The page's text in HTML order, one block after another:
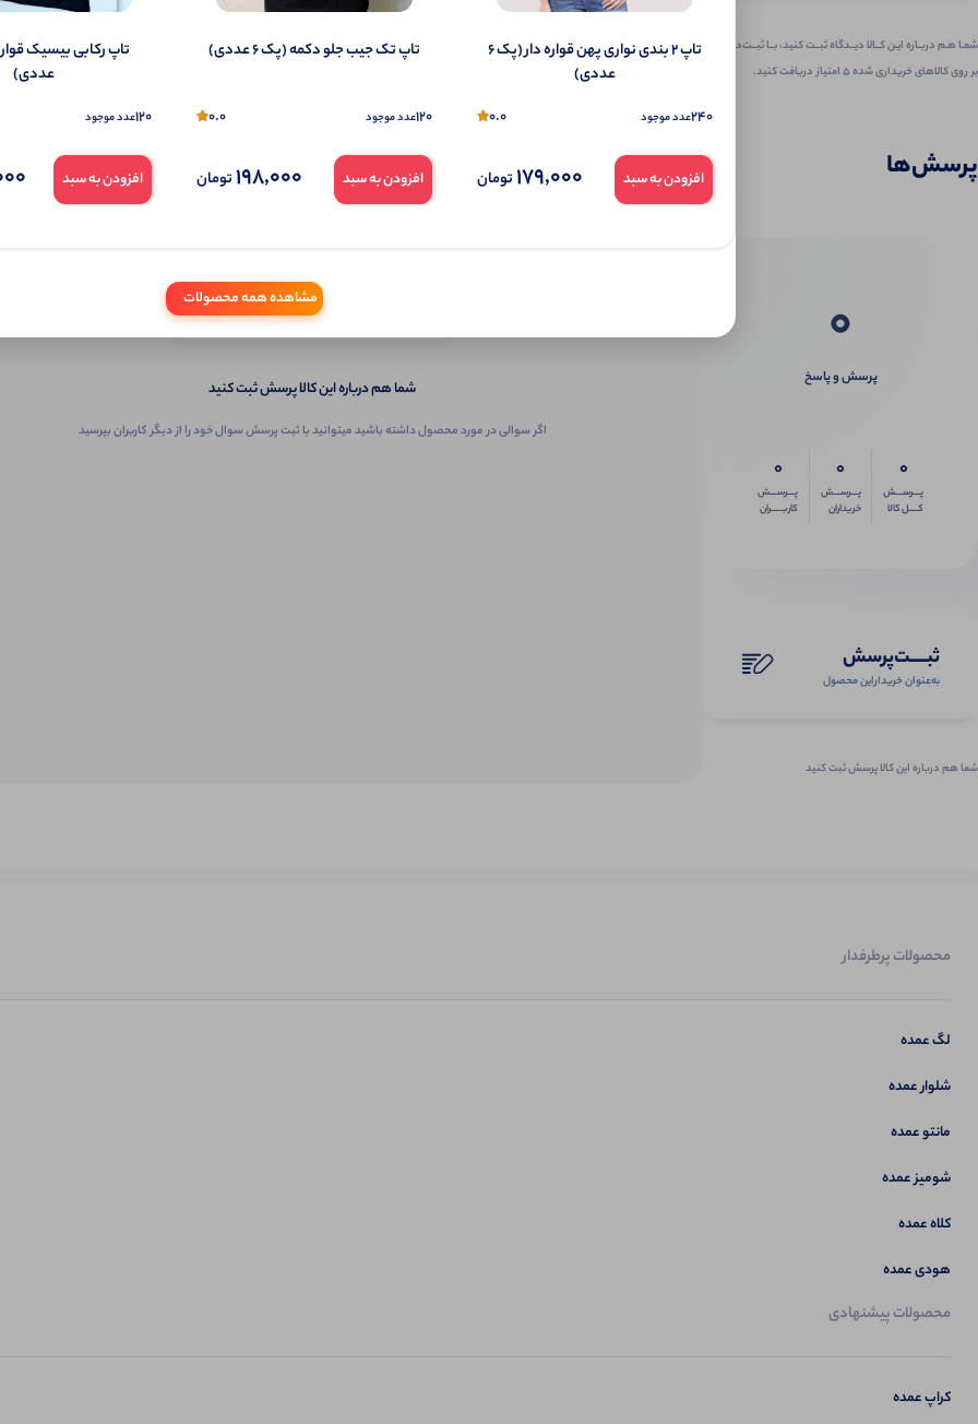
شمـا هـم دربـاره ایـن کــالا دیــدگاه ثبــت کنید، بــا ثبــت‌دیـدگاه
بر روی کالاهای خریداری شده ۵ امتیاز دریافت کنید.
پرسش‌ها
0
پرسش و پاسخ
0
پـــرســـش
کــــل کالا
0
پـــرســـش
خریداران
0
پـــرســـش
کاربـــــران
ثبـــــت‌پرسش
به‌عنوان ‌خریدار‌این‌ محصول
شما هم درباره این کالا پرسش ثبت کنید
به‌عنوان ‌خریدار‌این‌ محصول
شما هم درباره این کالا پرسش ثبت کنید
اگر سوالی در مورد محصول داشته باشید میتوانید با ثبت پرسش سوال خود را از دیگر کاربران بپرسید
محصولات پرطرفدار
لگ عمده
شلوار عمده
مانتو عمده
شومیز عمده
کلاه عمده
هودی عمده
محصولات پیشنهادی
کراپ عمده
تاپ ۲ بندی نواری پهن قواره دار (پک 6
عددی)
240عدد موجود 0.0
افزودن به سبد 179,000تومان
تاپ تک جیب جلو دکمه (پک 6 عددی)
120عدد موجود 0.0
افزودن به سبد 198,000تومان
عددی)
120عدد موجود
افزودن به سبد
مشاهده همه محصولات